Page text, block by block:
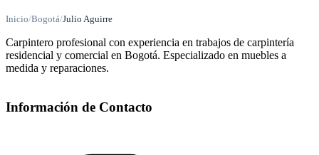
Inicio/Bogotá/Julio Aguirre
Carpintero profesional con experiencia en trabajos de carpintería
residencial y comercial en Bogotá. Especializado en muebles a
medida y reparaciones.
Información de Contacto